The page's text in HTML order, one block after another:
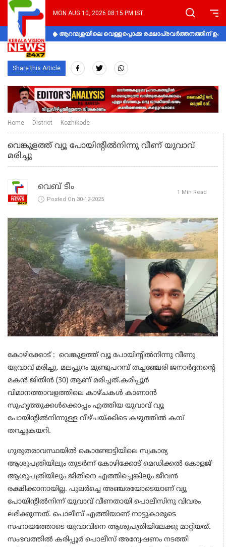
MON AUG 10, 2026 08:15 PM IST
ആറന്മുളയിലെ വെള്ളപ്പൊക്ക രക്ഷാപ്രവര്‍ത്തനത്തിന്
Share this Article
Home District Kozhikode
വെങ്കുളത്ത് വ്യൂ പോയിന്റിൽനിന്നു വീണ് യുവാവ്
മരിച്ചു
വെബ് ടീം
Posted On 30-12-2025
1 Min Read
കോഴിക്കോട് : വെങ്കുളത്ത് വ്യൂ പോയിന്റിൽനിന്നു വീണു
യുവാവ് മരിച്ചു. മലപ്പുറം മുണ്ടുപറമ്പ് തച്ചഞ്ചേരി ജനാർദ്ദനന്റെ
മകൻ ജിതിൻ (30) ആണ് മരിച്ചത്.കരിപ്പൂർ
വിമാനത്താവളത്തിലെ കാഴ്ചകൾ കാണാൻ
സുഹൃത്തുക്കൾക്കൊപ്പം എത്തിയ യുവാവ് വ്യൂ
പോയിന്റിൽനിന്നുള്ള വീഴ്ചയ്ക്കിടെ കഴുത്തിൽ കമ്പ്
തറച്ചുകയറി.
ഗുരുതരാവസ്ഥയിൽ കൊണ്ടോട്ടിയിലെ സ്വകാര്യ
ആശുപത്രിയിലും തുടർന്ന് കോഴിക്കോട് മെഡിക്കൽ കോളജ്
ആശുപത്രിയിലും ജിതിനെ എത്തിച്ചെങ്കിലും ജീവൻ
രക്ഷിക്കാനായില്ല. പുലർച്ചെ അഞ്ചരയോടെയാണ് വ്യൂ
പോയിന്റിൽനിന്ന് യുവാവ് വീണതായി പൊലീസിനു വിവരം
ലഭിക്കുന്നത്. പൊലീസ് എത്തിയാണ് നാട്ടുകാരുടെ
സഹായത്തോടെ യുവാവിനെ ആശുപത്രിയിലേക്കു മാറ്റിയത്.
സംഭവത്തിൽ കരിപ്പൂർ പൊലീസ് അന്വേഷണം നടത്തി